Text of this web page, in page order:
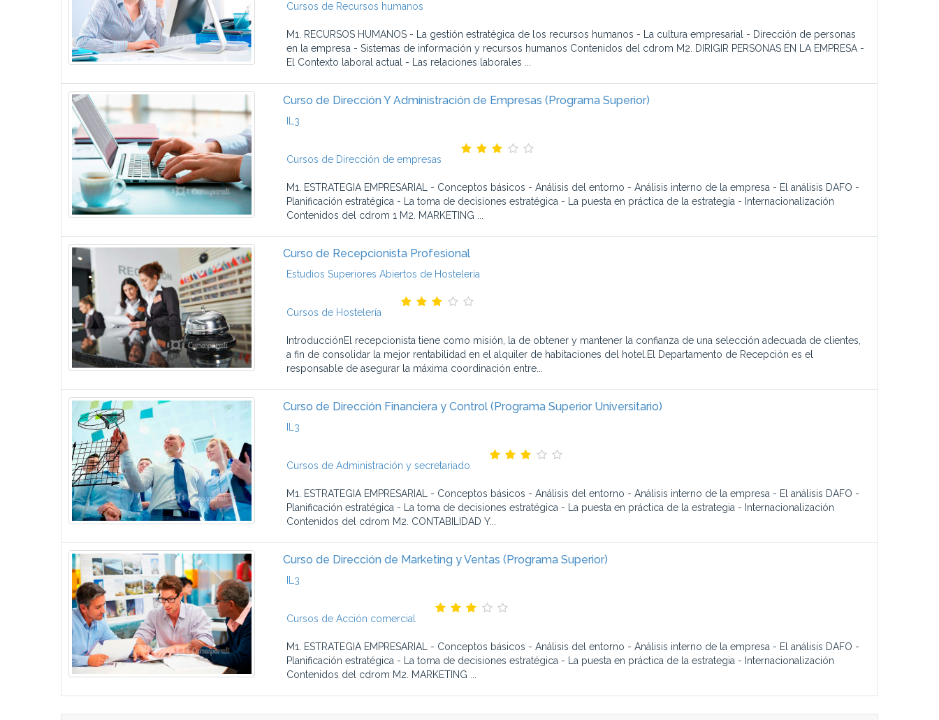
Cursos de Recursos humanos
M1. RECURSOS HUMANOS - La gestión estratégica de los recursos humanos - La cultura empresarial - Dirección de personas
en la empresa - Sistemas de información y recursos humanos Contenidos del cdrom M2. DIRIGIR PERSONAS EN LA EMPRESA -
El Contexto laboral actual - Las relaciones laborales ...
Curso de Dirección Y Administración de Empresas (Programa Superior)
IL3
Cursos de Dirección de empresas
M1. ESTRATEGIA EMPRESARIAL - Conceptos básicos - Análisis del entorno - Análisis interno de la empresa - El análisis DAFO -
Planificación estratégica - La toma de decisiones estratégica - La puesta en práctica de la estrategia - Internacionalización
Contenidos del cdrom 1 M2. MARKETING ...
Curso de Recepcionista Profesional
Estudios Superiores Abiertos de Hostelería
Cursos de Hostelería
IntroducciónEl recepcionista tiene como misión, la de obtener y mantener la confianza de una selección adecuada de clientes,
a fin de consolidar la mejor rentabilidad en el alquiler de habitaciones del hotel.El Departamento de Recepción es el
responsable de asegurar la máxima coordinación entre...
Curso de Dirección Financiera y Control (Programa Superior Universitario)
IL3
Cursos de Administración y secretariado
M1. ESTRATEGIA EMPRESARIAL - Conceptos básicos - Análisis del entorno - Análisis interno de la empresa - El análisis DAFO -
Planificación estratégica - La toma de decisiones estratégica - La puesta en práctica de la estrategia - Internacionalización
Contenidos del cdrom M2. CONTABILIDAD Y...
Curso de Dirección de Marketing y Ventas (Programa Superior)
IL3
Cursos de Acción comercial
M1. ESTRATEGIA EMPRESARIAL - Conceptos básicos - Análisis del entorno - Análisis interno de la empresa - El análisis DAFO -
Planificación estratégica - La toma de decisiones estratégica - La puesta en práctica de la estrategia - Internacionalización
Contenidos del cdrom M2. MARKETING ...